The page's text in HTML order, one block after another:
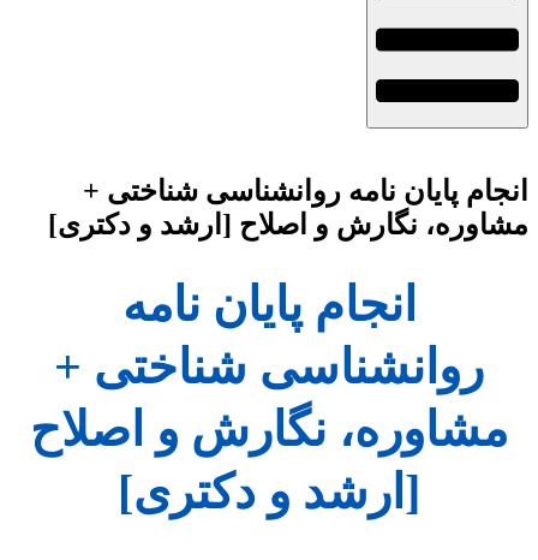
انجام پایان نامه روانشناسی شناختی +
مشاوره، نگارش و اصلاح [ارشد و دکتری]
انجام پایان نامه
روانشناسی شناختی +
مشاوره، نگارش و اصلاح
[ارشد و دکتری]